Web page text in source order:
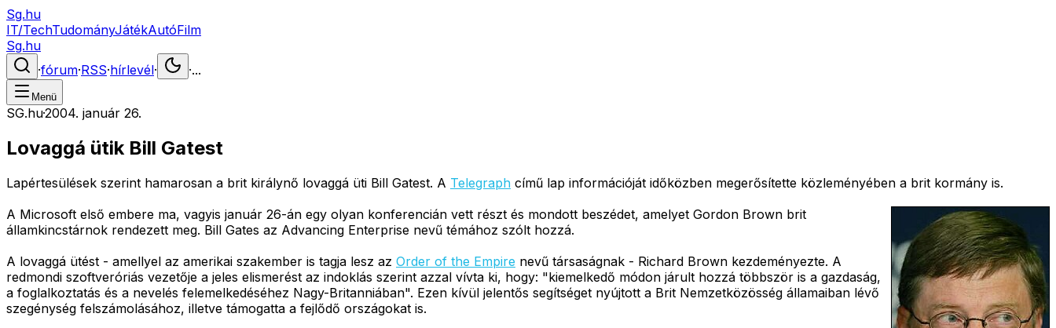
Sg.hu
IT/TechTudományJátékAutóFilm
Sg.hu
·fórum·RSS·hírlevél· ·...
Menü
SG.hu·2004. január 26.
Lovaggá ütik Bill Gatest
Lapértesülések szerint hamarosan a brit királynő lovaggá üti Bill Gatest. A Telegraph című lap információját időközben megerősítette közleményében a brit kormány is.
A Microsoft első embere ma, vagyis január 26-án egy olyan konferencián vett részt és mondott beszédet, amelyet Gordon Brown brit
államkincstárnok rendezett meg. Bill Gates az Advancing Enterprise nevű témához szólt hozzá.
A lovaggá ütést - amellyel az amerikai szakember is tagja lesz az Order of the Empire nevű társaságnak - Richard Brown kezdeményezte. A
redmondi szoftveróriás vezetője a jeles elismerést az indoklás szerint azzal vívta ki, hogy: "kiemelkedő módon járult hozzá többször is a gazdaság,
a foglalkoztatás és a nevelés felemelkedéséhez Nagy-Britanniában". Ezen kívül jelentős segítséget nyújtott a Brit Nemzetközösség államaiban lévő
szegénység felszámolásához, illetve támogatta a fejlődő országokat is.